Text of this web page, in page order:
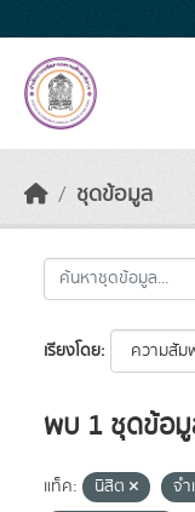
ชุดข้อมูล
เรียงโดย
พบ 1 ชุดข้อ
แท็ค: นิสิต
จ